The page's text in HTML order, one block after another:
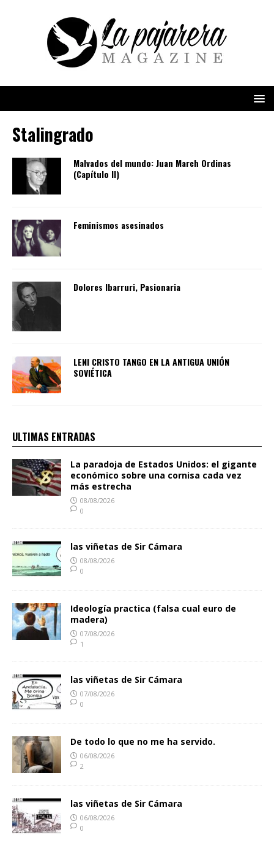
Stalingrado
Malvados del mundo: Juan March Ordinas
(Capítulo II)
Feminismos asesinados
Dolores Ibarruri, Pasionaria
LENI CRISTO TANGO EN LA ANTIGUA UNIÓN
SOVIÉTICA
ULTIMAS ENTRADAS
La paradoja de Estados Unidos: el gigante
económico sobre una cornisa cada vez
más estrecha
08/08/2026
0
las viñetas de Sir Cámara
08/08/2026
0
Ideología practica (falsa cual euro de
madera)
07/08/2026
1
las viñetas de Sir Cámara
07/08/2026
0
De todo lo que no me ha servido.
06/08/2026
2
las viñetas de Sir Cámara
06/08/2026
0